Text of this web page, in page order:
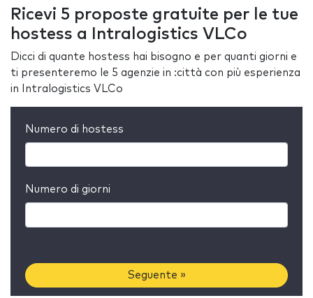
Ricevi 5 proposte gratuite per le tue
hostess a Intralogistics VLCo
Dicci di quante hostess hai bisogno e per quanti giorni e
ti presenteremo le 5 agenzie in :città con più esperienza
in Intralogistics VLCo
Numero di hostess
Numero di giorni
Seguente »